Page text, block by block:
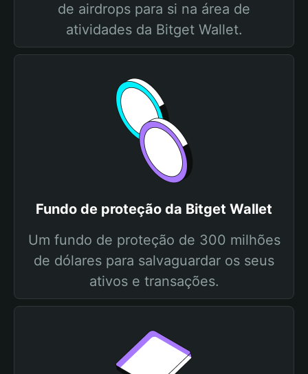
de airdrops para si na área de
atividades da Bitget Wallet.
Fundo de proteção da Bitget Wallet
Um fundo de proteção de 300 milhões
de dólares para salvaguardar os seus
ativos e transações.